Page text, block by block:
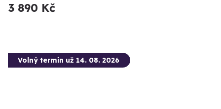
3 890 Kč
Volný termín už 14. 08. 2026